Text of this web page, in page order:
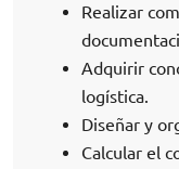
Realizar
Adquirir
logística.
Diseñar y
Calcular el